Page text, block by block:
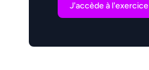
J'accède à l'exercice